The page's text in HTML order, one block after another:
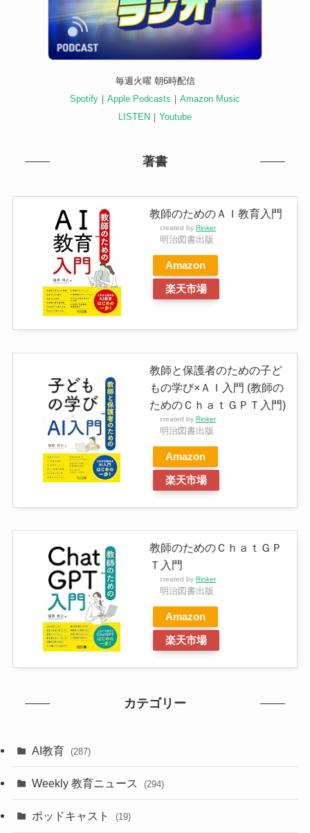
毎週火曜 朝6時配信
Spotify ｜ Apple Podcasts ｜ Amazon Music
LISTEN ｜ Youtube
著書
教師のためのＡＩ教育入門
created by Rinker
明治図書出版
Amazon
楽天市場
教師と保護者のための子ど
もの学び×ＡＩ入門 (教師の
ためのＣｈａｔＧＰＴ入門)
created by Rinker
明治図書出版
Amazon
楽天市場
教師のためのＣｈａｔＧＰ
Ｔ入門
created by Rinker
明治図書出版
Amazon
楽天市場
カテゴリー
AI教育 (287)
Weekly 教育ニュース (294)
ポッドキャスト (19)